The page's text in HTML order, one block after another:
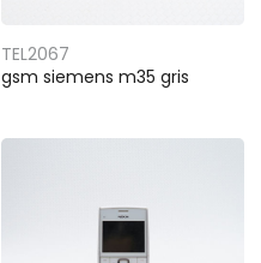
TEL2067
gsm siemens m35 gris